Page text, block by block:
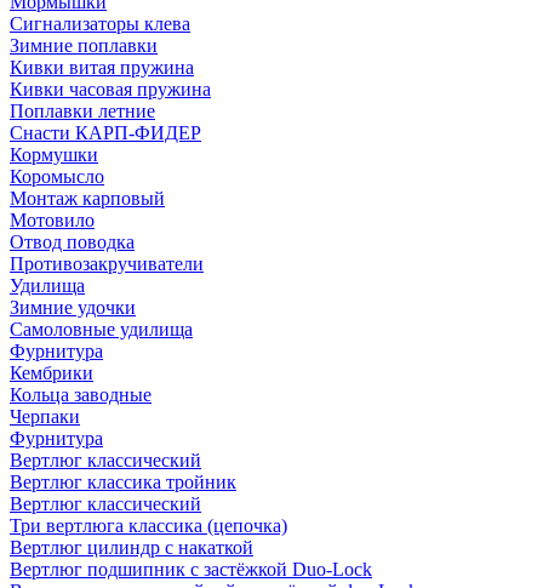
Сигнализаторы клева
Зимние поплавки
Кивки витая пружина
Кивки часовая пружина
Поплавки летние
Снасти КАРП-ФИДЕР
Кормушки
Коромысло
Монтаж карповый
Мотовило
Отвод поводка
Противозакручиватели
Удилища
Зимние удочки
Самоловные удилища
Фурнитура
Кембрики
Кольца заводные
Черпаки
Фурнитура
Вертлюг классический
Вертлюг классика тройник
Вертлюг классический
Три вертлюга классика (цепочка)
Вертлюг цилиндр с накаткой
Вертлюг подшипник с застёжкой Duo-Lock